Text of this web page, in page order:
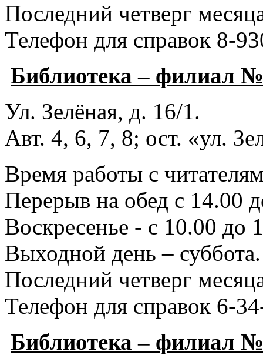
Последний четверг
Телефон для справок 8-
Библиотека – филиал
Ул. Зелёная, д. 16/1.
Авт. 4, 6, 7, 8; ост. «ул.
Время работы с
Перерыв на обед с 14.00
Воскресенье - с 10.00 до
Выходной день – суббота.
Последний четверг
Телефон для справок 6-
Библиотека – филиал